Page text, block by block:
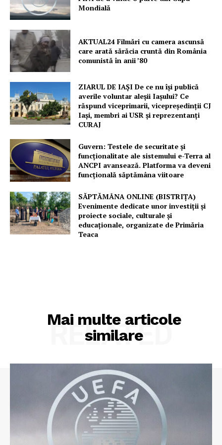
Mondială
AKTUAL24 Filmări cu camera ascunsă
care arată sărăcia cruntă din România
comunistă în anii ’80
ZIARUL DE IAȘI De ce nu își publică
averile voluntar aleșii Iașului? Ce
răspund viceprimarii, vicepreședinții CJ
Iași, membri ai USR și reprezentanți
CURAJ
Guvern: Testele de securitate și
funcționalitate ale sistemului e-Terra al
ANCPI avansează. Platforma va deveni
funcțională săptămâna viitoare
SĂPTĂMÂNA ONLINE (BISTRIȚA)
Evenimente dedicate unor investiții și
proiecte sociale, culturale și
educaționale, organizate de Primăria
Teaca
Mai multe articole
similare
RELATED